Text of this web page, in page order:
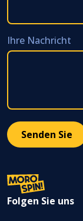
Ihre Nachricht
Folgen Sie uns